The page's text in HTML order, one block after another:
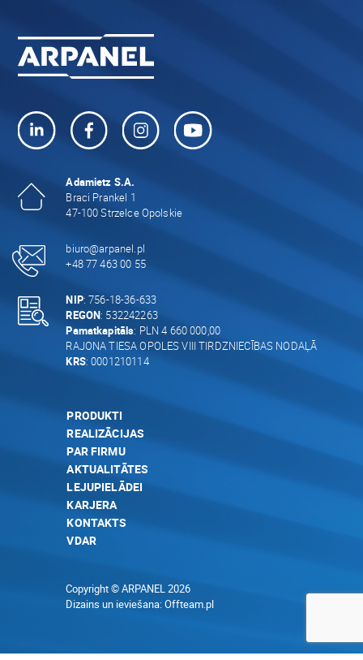
Adamietz S.A.
Braci Prankel 1
47-100 Strzelce Opolskie
biuro@arpanel.pl
+48 77 463 00 55
NIP: 756-18-36-633
REGON: 532242263
Pamatkapitāls: PLN 4 660 000,00
RAJONA TIESA OPOLES VIII TIRDZNIECĪBAS NODAĻĀ
KRS: 0001210114
PRODUKTI
REALIZĀCIJAS
PAR FIRMU
AKTUALITĀTES
LEJUPIELĀDEI
KARJERA
KONTAKTS
VDAR
Copyright © ARPANEL 2026
Dizains un ieviešana:Offteam.pl